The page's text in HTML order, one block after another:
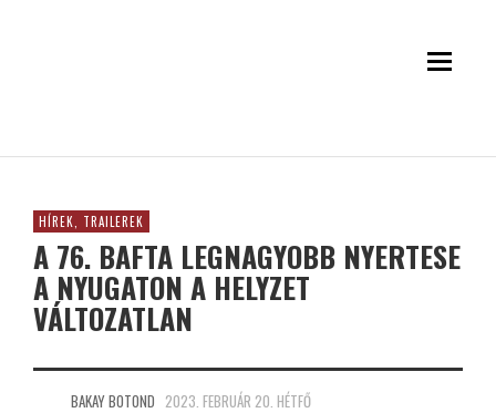
HÍREK, TRAILEREK
A 76. BAFTA LEGNAGYOBB NYERTESE
A NYUGATON A HELYZET
VÁLTOZATLAN
BAKAY BOTOND 2023. FEBRUÁR 20. HÉTFŐ